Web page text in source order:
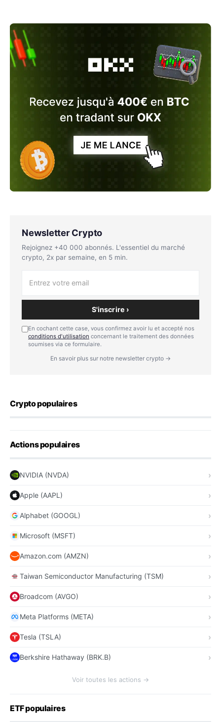
Newsletter Crypto
Rejoignez +40 000 abonnés. L'essentiel du marché
crypto, 2x par semaine, en 5 min.
S'inscrire ›
En cochant cette case, vous confirmez avoir lu et accepté nos
conditions d'utilisation concernant le traitement des données
soumises via ce formulaire.
En savoir plus sur notre newsletter crypto →
Crypto populaires
Actions populaires
NVIDIA (NVDA)
Apple (AAPL)
Alphabet (GOOGL)
Microsoft (MSFT)
Amazon.com (AMZN)
Taiwan Semiconductor Manufacturing (TSM)
Broadcom (AVGO)
Meta Platforms (META)
Tesla (TSLA)
Berkshire Hathaway (BRK.B)
Voir toutes les actions →
ETF populaires